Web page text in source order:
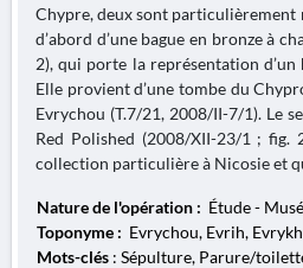
Chypre, deux sont particulièrement
d’abord d’une bague en bronze à
2), qui porte la représentation d’un
Elle provient d’une tombe du
Evrychou (T.7/21, 2008/II-7/1). Le
Red Polished (2008/XII-23/1 ; fig.
collection particulière à Nicosie et
Nature de l'opération : Étude -
Toponyme : Evrychou, Evrih,
Mots-clés : Sépulture, Parure/